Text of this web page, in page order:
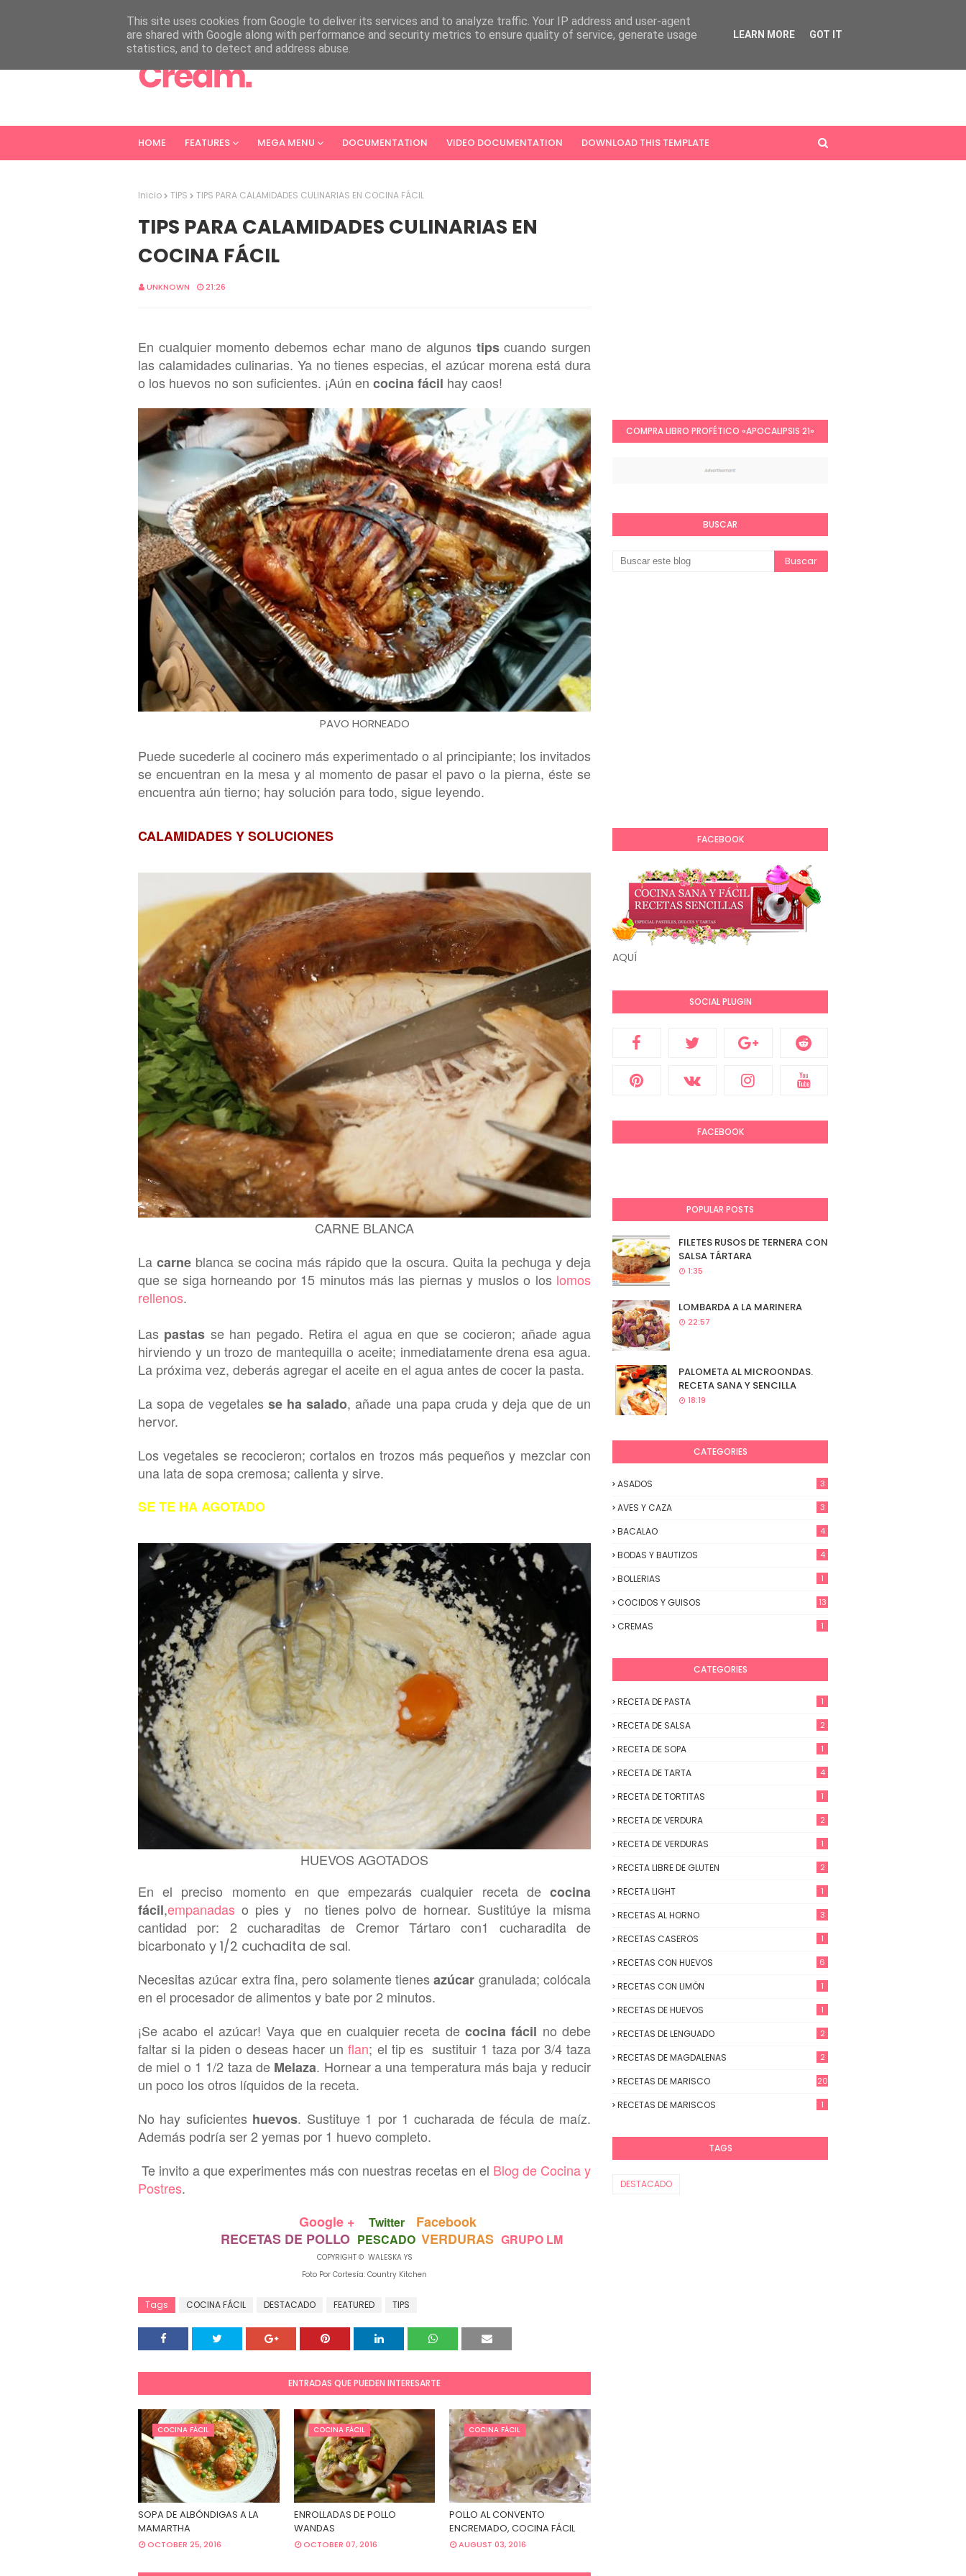
HOME FEATURES MEGA MENU DOCUMENTATION VIDEO DOCUMENTATION DOWNLOAD THIS TEMPLATE
Inicio TIPS TIPS PARA CALAMIDADES CULINARIAS EN COCINA FÁCIL
TIPS PARA CALAMIDADES CULINARIAS EN
COCINA FÁCIL
UNKNOWN 21:26
En cualquier momento debemos echar mano de algunos tipscuando surgen
las calamidades culinarias. Ya no tienes especias, el azúcar morena está dura
o los huevos no son suficientes. ¡Aún en cocina fácil hay caos!
PAVO HORNEADO
Puede sucederle al cocinero más experimentado o al principiante; los invitados
se encuentran en la mesa y al momento de pasar el pavo o la pierna,éste se
encuentra aún tierno; hay solución para todo, sigue leyendo.
CALAMIDADES Y SOLUCIONES
CARNE BLANCA
La carneblanca se cocina más rápido que la oscura. Quita la pechuga y deja
que se siga horneando por 15 minutos más las piernas y musloso los lomos
rellenos.
Las pastas se han pegado. Retira el agua en que se cocieron; añade agua
hirviendo y un trozo de mantequilla o aceite; inmediatamente drena esa agua.
La próxima vez, deberás agregar el aceite en el agua antes de cocer la pasta.
La sopa de vegetales se ha salado, añade una papa cruda y deja quede un
hervor.
Los vegetales se recocieron; cortalos en trozos más pequeños y mezclar con
una lata de sopa cremosa; calienta y sirve.
SE TE HA AGOTADO
HUEVOS AGOTADOS
En el preciso momento en queempezarás cualquier receta decocina
fácil,empanadas o pies y no tienes polvo de hornear. Sustitúye la misma
cantidad por: 2 cucharaditasde Cremor Tártarocon1 cucharadita de
bicarbonato y 1/2 cuchadita de sal.
Necesitas azúcar extrafina, pero solamente tienesazúcar granulada; colócala
en el procesador de alimentos y bate por 2 minutos.
¡Se acabo el azúcar! Vaya que en cualquier receta decocina fácil no debe
faltar si la piden o deseas hacer unflan; el tip es sustituir 1 taza por 3/4 taza
de miel o 1 1/2 taza de Melaza. Hornear a una temperatura más baja y reducir
un poco los otros líquidos de la receta.
No hay suficientes huevos. Sustituye 1 por 1 cucharada de fécula de maíz.
Además podría ser 2 yemas por 1 huevo completo.
Te invito a que experimentes más con nuestras recetas en el Blog de Cocina y
Postres.
Google +
Twitter
Facebook
RECETAS DE POLLO PESCADO VERDURAS GRUPO LM
COPYRIGHT © WALESKA YS
Foto Por Cortesía: Country Kitchen
Tags COCINA FÁCIL DESTACADO FEATURED TIPS
ENTRADAS QUE PUEDEN INTERESARTE
COCINA FÁCIL
SOPA DE ALBÓNDIGAS A LA
MAMARTHA
OCTOBER 25, 2016
COCINA FÁCIL
ENROLLADAS DE POLLO
WANDAS
OCTOBER 07, 2016
COCINA FÁCIL
POLLO AL CONVENTO
ENCREMADO, COCINA FÁCIL
AUGUST 03, 2016
COMPRA LIBRO PROFÉTICO «APOCALIPSIS 21»
BUSCAR
FACEBOOK
AQUÍ
SOCIAL PLUGIN
FACEBOOK
POPULAR POSTS
FILETES RUSOS DE TERNERA CON
SALSA TÁRTARA
1:35
LOMBARDA A LA MARINERA
22:57
PALOMETA AL MICROONDAS.
RECETA SANA Y SENCILLA
18:19
CATEGORIES
ASADOS 3
AVES Y CAZA 3
BACALAO 4
BODAS Y BAUTIZOS 4
BOLLERIAS 1
COCIDOS Y GUISOS 13
CREMAS 1
CATEGORIES
RECETA DE PASTA 1
RECETA DE SALSA 2
RECETA DE SOPA 1
RECETA DE TARTA 4
RECETA DE TORTITAS 1
RECETA DE VERDURA 2
RECETA DE VERDURAS 1
RECETA LIBRE DE GLUTEN 2
RECETA LIGHT 1
RECETAS AL HORNO 3
RECETAS CASEROS 1
RECETAS CON HUEVOS 6
RECETAS CON LIMÓN 1
RECETAS DE HUEVOS 1
RECETAS DE LENGUADO 2
RECETAS DE MAGDALENAS 2
RECETAS DE MARISCO 20
RECETAS DE MARISCOS 1
TAGS
DESTACADO
This site uses cookies from Google to deliver its services and to analyze traffic. Your IP address and user-agent
are shared with Google along with performance and security metrics to ensure quality of service, generate usage
statistics, and to detect and address abuse.
LEARN MORE GOT IT